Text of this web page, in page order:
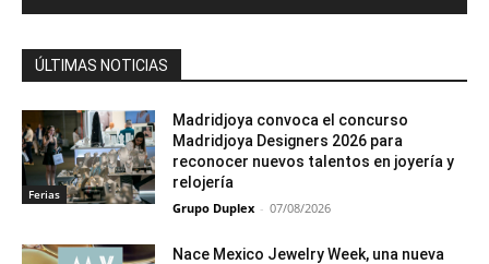
ÚLTIMAS NOTICIAS
Ferias
Madridjoya convoca el concurso
Madridjoya Designers 2026 para
reconocer nuevos talentos en joyería y
relojería
Grupo Duplex - 07/08/2026
Nace Mexico Jewelry Week, una nueva